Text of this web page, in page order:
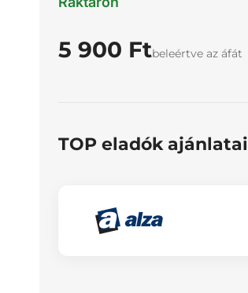
5 900 Ftbeleértve az áfát
TOP eladók ajánlatai